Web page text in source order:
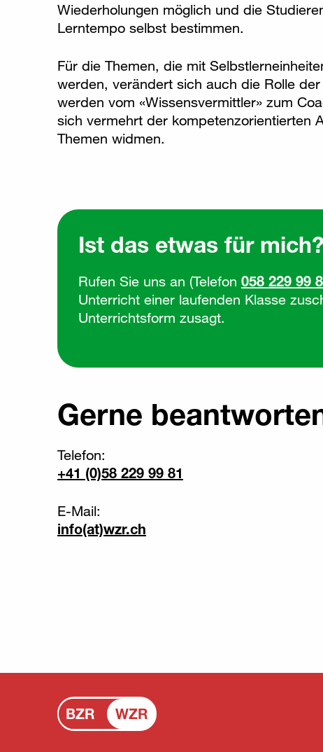
Wiederholungen möglich und die
Lerntempo selbst bestimmen.
Für die Themen, die mit
werden, verändert sich auch die Rolle
werden vom «Wissensvermittler» zum
sich vermehrt der kompetenzorientierten
Themen widmen.
Ist das etwas für
Rufen Sie uns an (Telefon 058 229 99
Unterricht einer laufenden Klasse
Unterrichtsform zusagt.
Gerne
Telefon:
+41 (0)58 229 99 81
E-Mail:
info(at)wzr.ch
BZR WZR